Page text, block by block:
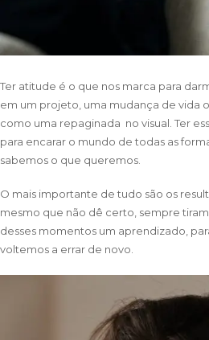
Ter atitude é o que nos marca para
em um projeto, uma mudança de vida
como uma repaginada no visual. Ter
para encarar o mundo de todas as
sabemos o que queremos.
O mais importante de tudo são os
mesmo que não dê certo, sempre
desses momentos um aprendizado,
voltemos a errar de novo.